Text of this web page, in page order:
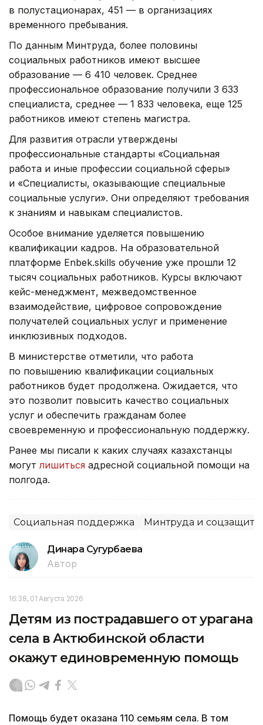
в полустационарах, 451 — в организациях
временного пребывания.
По данным Минтруда, более половины
социальных работников имеют высшее
образование — 6 410 человек. Среднее
профессиональное образование получили 3 633
специалиста, среднее — 1 833 человека, еще 125
работников имеют степень магистра.
Для развития отрасли утверждены
профессиональные стандарты «Социальная
работа и иные профессии социальной сферы»
и «Специалисты, оказывающие специальные
социальные услуги». Они определяют требования
к знаниям и навыкам специалистов.
Особое внимание уделяется повышению
квалификации кадров. На образовательной
платформе Enbek.skills обучение уже прошли 12
тысяч социальных работников. Курсы включают
кейс-менеджмент, межведомственное
взаимодействие, цифровое сопровождение
получателей социальных услуг и применение
инклюзивных подходов.
В министерстве отметили, что работа
по повышению квалификации социальных
работников будет продолжена. Ожидается, что
это позволит повысить качество социальных
услуг и обеспечить гражданам более
своевременную и профессиональную поддержку.
Ранее мы писали к каких случаях казахстанцы
могутлишиться адресной социальной помощи на
полгода.
Социальная поддержка Минтруда и
Динара Сугурбаева
Автор
16:38, 01 Августа 2026
Детям из пострадавшего от урагана
села в Актюбинской области
окажут единовременную помощь
Помощь будет оказана 110 семьям села. В том